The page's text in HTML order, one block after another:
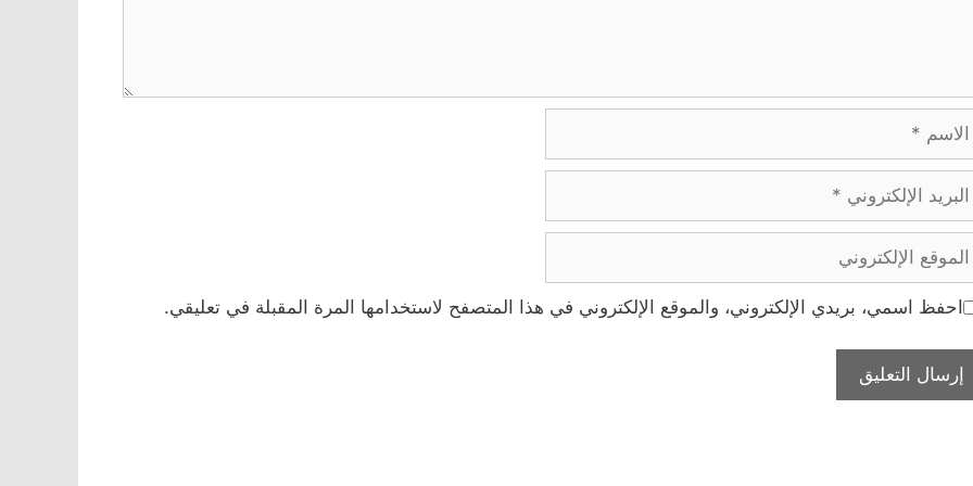
احفظ اسمي، بريدي الإلكتروني، والموقع الإلكتروني في هذا المتصفح لاستخدامها المرة المقبلة في تعليقي.